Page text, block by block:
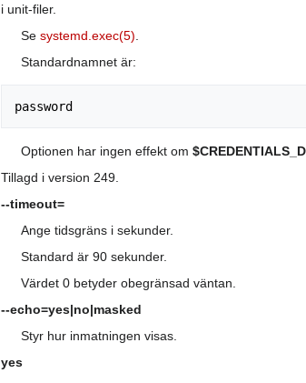
i unit-filer.
Sesystemd.exec(5)
Standardnamnet är:
Optionen har ingen effekt om
Tillagd i version 249.
--timeout=
Ange tidsgräns i sekunder.
Standard är 90 sekunder.
Värdet 0 betyder obegränsad väntan.
--echo=yes|no|masked
Styr hur inmatningen visas.
yes